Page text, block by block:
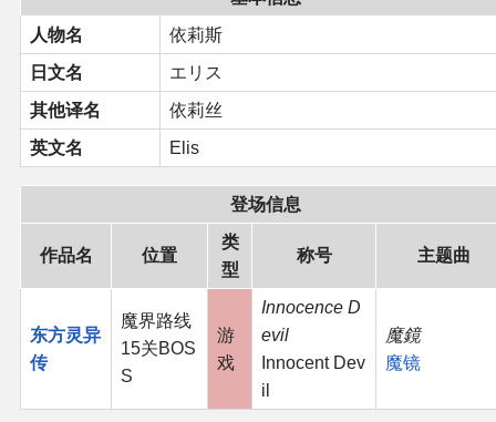
人物名
依莉斯
日文名
エリス
其他译名
依莉丝
英文名
Elis
登场信息
作品名 位置
类
型
称号 主题曲
东方灵异
传
魔界路线
15关BOS
S
游
戏
Innocence D
evil
Innocent Dev
il
魔鏡
魔镜
官方角色
公式资料
游戏攻略
其他相关项目
二次创作与活动
展会及活动导航